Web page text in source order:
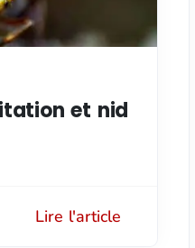
et nid
Lire l'article